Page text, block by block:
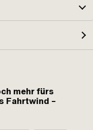
mehr fürs
Fahrtwind –